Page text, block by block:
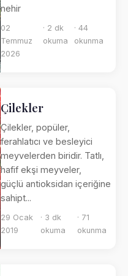
nehir
02
Temmuz
2026
· 2 dk
okuma
· 44
okunma
Çilekler
Çilekler, popüler,
ferahlatıcı ve besleyici
meyvelerden biridir. Tatlı,
hafif ekşi meyveler,
güçlü antioksidan içeriğine
sahipt...
29 Ocak
2019
· 3 dk
okuma
· 71
okunma